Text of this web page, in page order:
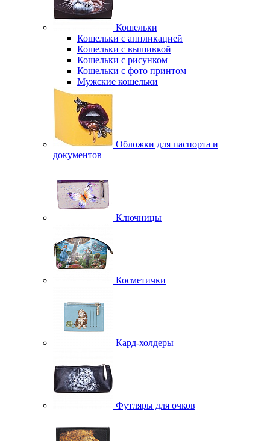
Кошельки
Кошельки с аппликацией
Кошельки с вышивкой
Кошельки с рисунком
Кошельки с фото принтом
Мужские кошельки
Обложки для паспорта и
документов
Ключницы
Косметички
Кард-холдеры
Футляры для очков